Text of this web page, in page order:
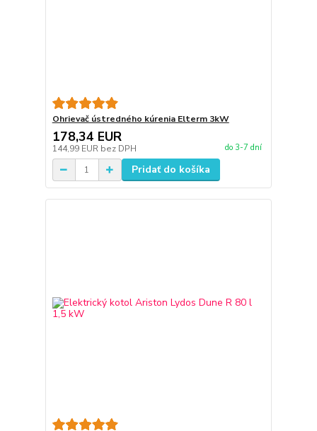
Ohrievač ústredného kúrenia Elterm 3kW
178,34 EUR
144,99 EUR bez DPH do 3-7 dní
Pridať do košíka